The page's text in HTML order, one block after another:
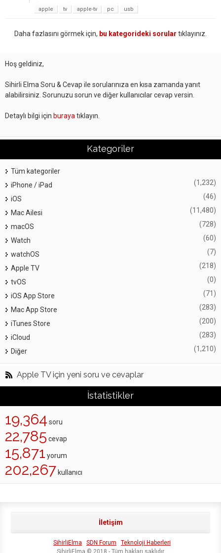
apple
tv apple-tv pc usb
Daha fazlasını görmek için, bu kategorideki sorular tıklayınız.
Hoş geldiniz,
Sihirli Elma Soru & Cevap ile sorularınıza en kısa zamanda yanıt
alabilirsiniz. Sorunuzu sorun ve diğer kullanıcılar cevap versin.
Detaylı bilgi için buraya tıklayın.
Kategoriler
Tüm kategoriler
iPhone / iPad
(1,232)
iOS (46)
Mac Ailesi (11,480)
macOS (728)
Watch (60)
watchOS (7)
Apple TV (218)
tvOS (0)
iOS App Store (71)
Mac App Store (283)
iTunes Store (200)
iCloud (283)
Diğer (1,210)
Apple TV için yeni soru ve cevaplar
İstatistikler
19,364 soru
22,785 cevap
15,871 yorum
202,267 kullanıcı
İletişim
SihirliElma SDN Forum
Teknoloji Haberleri
SihirliElma © 2018 - Tüm hakları saklıdır